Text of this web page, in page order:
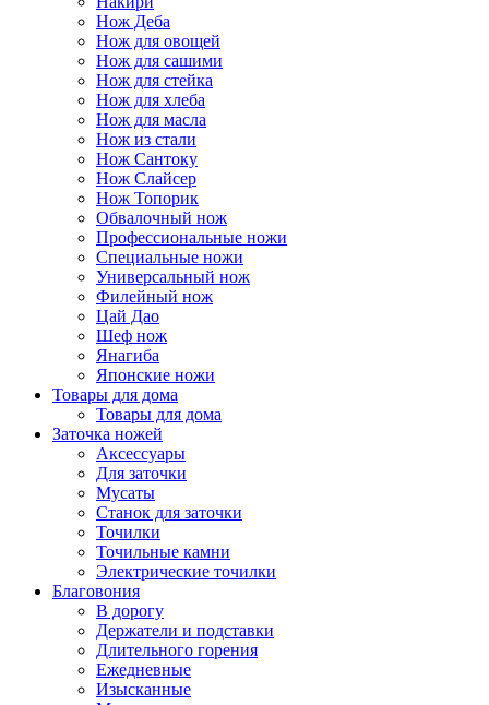
Нож Деба
Нож для овощей
Нож для сашими
Нож для стейка
Нож для хлеба
Нож для масла
Нож из стали
Нож Сантоку
Нож Слайсер
Нож Топорик
Обвалочный нож
Профессиональные ножи
Специальные ножи
Универсальный нож
Филейный нож
Цай Дао
Шеф нож
Янагиба
Японские ножи
Товары для дома
Товары для дома
Заточка ножей
Аксессуары
Для заточки
Мусаты
Станок для заточки
Точилки
Точильные камни
Электрические точилки
Благовония
В дорогу
Держатели и подставки
Длительного горения
Ежедневные
Изысканные